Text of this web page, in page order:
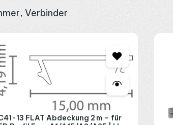
Verbinder
13 FLAT Abdeckung 2 m – für